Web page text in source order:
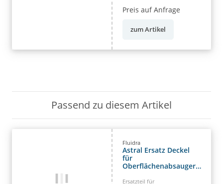
Preis auf Anfrage
zum Artikel
Passend zu diesem Artikel
Fluidra
Astral Ersatz Deckel
für
Oberflächenabsauger
Ersatzteil für